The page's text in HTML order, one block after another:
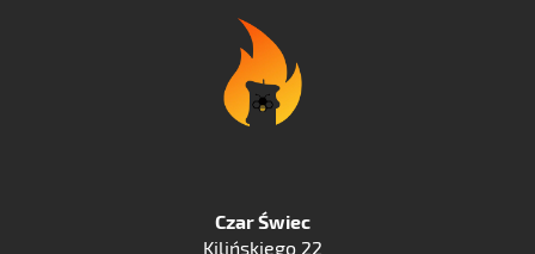
Czar Świec
Kilińskiego 22